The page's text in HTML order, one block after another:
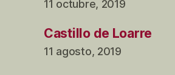
11 octubre, 2019
Castillo de Loarre
11 agosto, 2019